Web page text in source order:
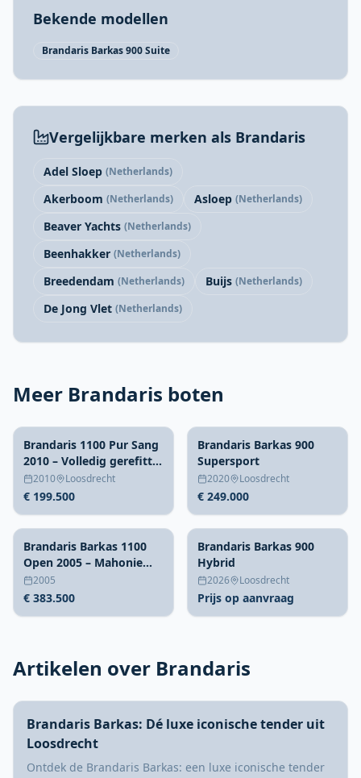
Bekende modellen
Brandaris Barkas 900 Suite
Vergelijkbare merken als Brandaris
Adel Sloep (Netherlands)
Akerboom (Netherlands) Asloep (Netherlands)
Beaver Yachts (Netherlands)
Beenhakker (Netherlands)
Breedendam (Netherlands) Buijs (Netherlands)
De Jong Vlet (Netherlands)
Meer Brandaris boten
Brandaris 1100 Pur Sang
2010 – Volledig gerefitte
open daycruiser
2010 Loosdrecht
€ 199.500
Brandaris Barkas 900
Supersport
2020 Loosdrecht
€ 249.000
Brandaris Barkas 1100
Open 2005 – Mahonie
sloep met 2×315pk
2005
€ 383.500
Brandaris Barkas 900
Hybrid
2026 Loosdrecht
Prijs op aanvraag
Artikelen over Brandaris
Brandaris Barkas: Dé luxe iconische tender uit
Loosdrecht
Ontdek de Brandaris Barkas: een luxe iconische tender